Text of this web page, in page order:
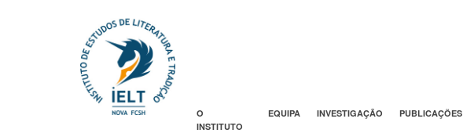
O
INSTITUTO
EQUIPA INVESTIGAÇÃO PUBLICAÇÕES